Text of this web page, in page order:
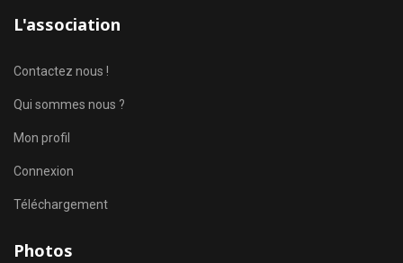
L'association
Contactez nous !
Qui sommes nous ?
Mon profil
Connexion
Téléchargement
Photos